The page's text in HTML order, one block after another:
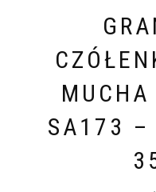
SA173 –